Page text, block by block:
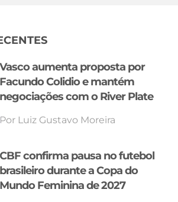
Vasco aumenta proposta por
Facundo Colidio e mantém
negociações com o River Plate
Por Luiz Gustavo Moreira
CBF confirma pausa no futebol
brasileiro durante a Copa do
Mundo Feminina de 2027